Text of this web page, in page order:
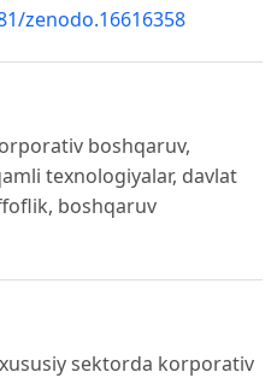
zenodo.16616358
boshqaruv,
texnologiyalar, davlat
boshqaruv
sektorda korporativ